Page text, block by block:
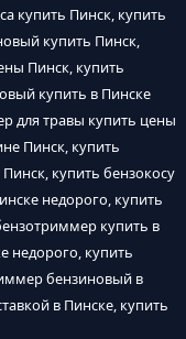
купить Пинск, купить
купить Пинск,
Пинск, купить
купить в Пинске
для травы купить цены
Пинск, купить
купить бензокосу
недорого, купить
купить в
недорого, купить
бензиновый в
в Пинске, купить